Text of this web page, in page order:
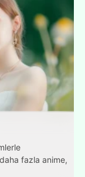
fazla anime,